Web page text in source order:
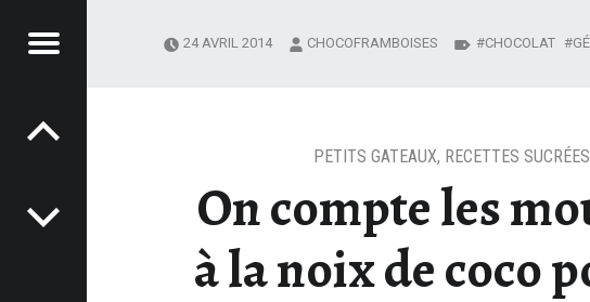
Menu
On compte les
à la noix de coco
PETITS GATEAUX, RECETTES SUCRÉES
24 AVRIL 2014 CHOCOFRAMBOISES CHOCOLAT